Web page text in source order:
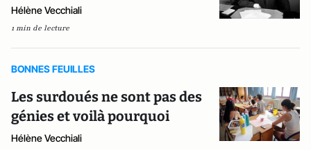
Hélène Vecchiali
1 min de lecture
BONNES FEUILLES
Les surdoués ne sont pas des
génies et voilà pourquoi
Hélène Vecchiali